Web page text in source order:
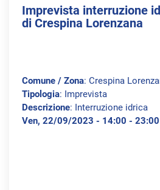
Imprevista interruzione
di Crespina Lorenzana
Comune / Zona: Crespina
Tipologia: Imprevista
Descrizione: Interruzione idrica
Ven, 22/09/2023 - 14:00 - 23:00